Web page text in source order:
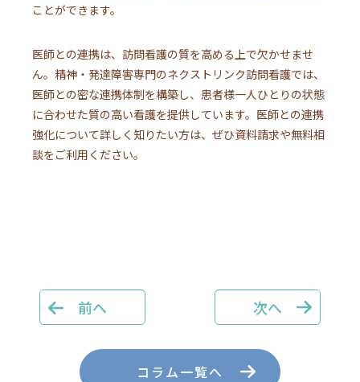
ことができます。
医師との連携は、訪問看護の質を高める上で欠かせませ
ん。精神・発達障害専門のネクストリンク訪問看護では、
医師との密な連携体制を構築し、患者様一人ひとりの状態
に合わせた質の高い看護を提供しています。医師との連携
強化について詳しく知りたい方は、ぜひ資料請求や無料相
談をご利用ください。
前へ 次へ
コラム一覧へ